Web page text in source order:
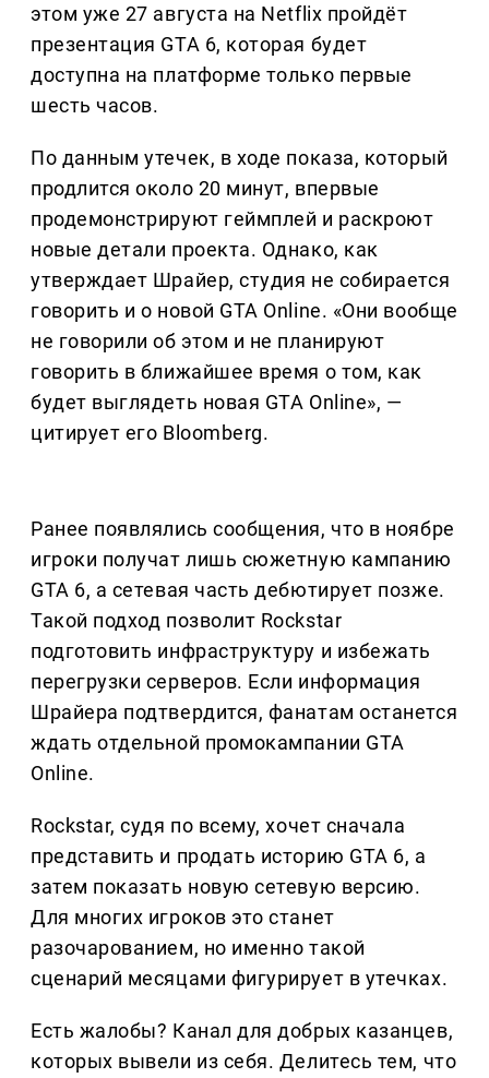
этом уже 27 августа на Netflix пройдёт
презентация GTA 6, которая будет
доступна на платформе только первые
шесть часов.
По данным утечек, в ходе показа, который
продлится около 20 минут, впервые
продемонстрируют геймплей и раскроют
новые детали проекта. Однако, как
утверждает Шрайер, студия не собирается
говорить и о новой GTA Online. «Они вообще
не говорили об этом и не планируют
говорить в ближайшее время о том, как
будет выглядеть новая GTA Online», —
цитирует его Bloomberg.
Ранее появлялись сообщения, что в ноябре
игроки получат лишь сюжетную кампанию
GTA 6, а сетевая часть дебютирует позже.
Такой подход позволит Rockstar
подготовить инфраструктуру и избежать
перегрузки серверов. Если информация
Шрайера подтвердится, фанатам останется
ждать отдельной промокампании GTA
Online.
Rockstar, судя по всему, хочет сначала
представить и продать историю GTA 6, а
затем показать новую сетевую версию.
Для многих игроков это станет
разочарованием, но именно такой
сценарий месяцами фигурирует в утечках.
Есть жалобы? Канал для добрых казанцев,
которых вывели из себя. Делитеcь тем, что